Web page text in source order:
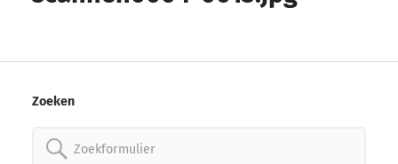
Zoeken
Zoeken